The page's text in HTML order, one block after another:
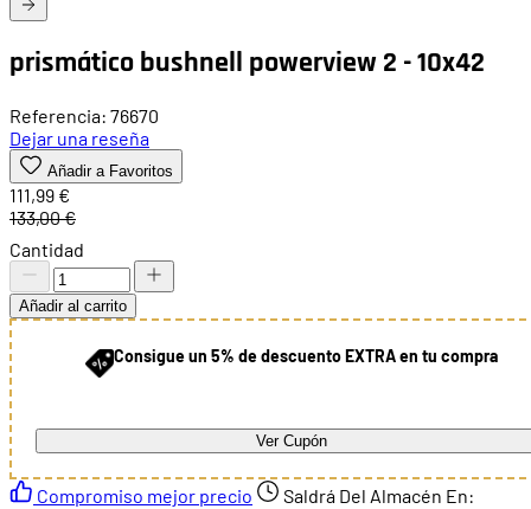
prismático bushnell powerview 2 - 10x42
Referencia: 76670
Dejar una reseña
Añadir a Favoritos
111,99 €
133,00 €
Cantidad
Añadir al carrito
Consigue un 5% de descuento EXTRA en tu compra
Ver Cupón
Compromiso mejor precio
Saldrá Del Almacén En: